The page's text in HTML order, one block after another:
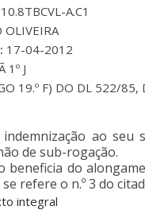
A.C1
OLIVEIRA
17-04-2012
1º J
19.º F) DO DL 522/85,
indemnização ao
de sub-rogação.
beneficia do
refere o n.º 3 do
integral